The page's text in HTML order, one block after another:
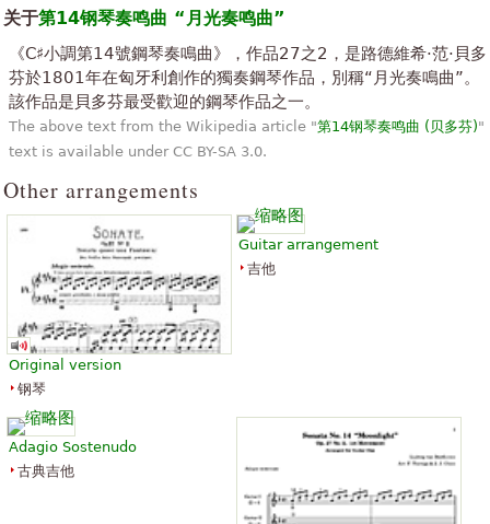
可以移动到另一个地方另一次是件令人惊奇和独特此知道那是音乐家
和人民知道好的音乐，只有我们可以知道我在说什么的人，你知道，
它是更美丽的世界音乐 ！”
“我的一半年表 76 岁的心态，努力学习弹钢琴，连同那些更敏捷的孙
(贝多芬)。好的东西就是互联网获取分数...谢谢。Dival。
这张是最美丽的钢琴音乐文学之一，每个人都应该听听它，因为它似
乎是很难的歌，但听力是每个人都很容易。只有贝多芬有头脑如此辉
煌，在这首歌举行他们的情绪。方法就是音乐和音乐就是生活......<
”
“精彩，浪漫，充满怀旧的旋律死亡和生命，用仅有的天才，会让你向
世俗、 谐波法案只听到、 浮动和是什么不可以看到......也许是扁陌生
人......真正的音乐，喜欢这一个，......仍然是甜和爱心的千古之谜的
灵魂......”
很好的音乐使我感到幸福，干净 … …贝多芬是我的音乐的英雄、 只
是神的奇迹可以允许构成如此奇妙和美丽的交响乐和奏鸣曲正在完全
关于第14钢琴奏鸣曲 “月光奏鸣曲”
《C♯小調第14號鋼琴奏鳴曲》，作品27之2，是路德維希·范·貝多
芬於1801年在匈牙利創作的獨奏鋼琴作品，別稱“月光奏鳴曲”。
該作品是貝多芬最受歡迎的鋼琴作品之一。
The above text from the Wikipedia article "第14钢琴奏鸣曲 (贝多芬)"
text is available under CC BY-SA 3.0.
Other arrangements
Original version
钢琴
Guitar arrangement
吉他
Adagio Sostenudo
古典吉他